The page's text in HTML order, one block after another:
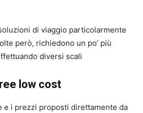
di viaggio particolarmente
però, richiedono un po’ più
diversi scali
low cost
e i prezzi proposti direttamente da